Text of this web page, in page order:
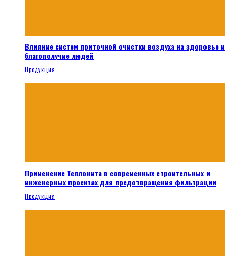
Влияние систем приточной очистки воздуха на здоровье и
благополучие людей
Продукция
Применение Теплонита в современных строительных и
инженерных проектах для предотвращения фильтрации
Продукция